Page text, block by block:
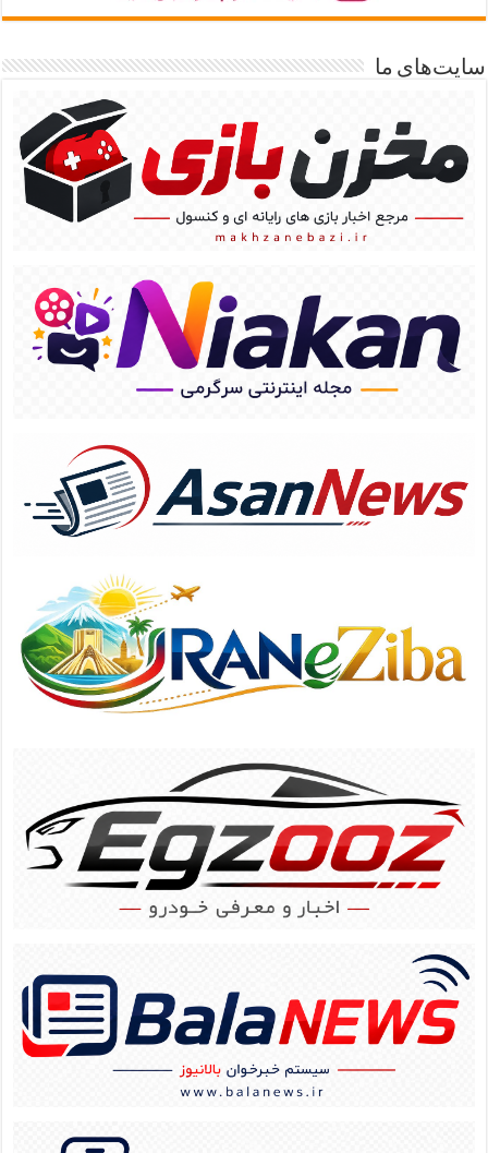
سایت‌های ما